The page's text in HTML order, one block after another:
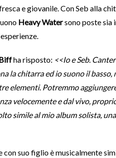
e giovanile. Con Seb alla
Heavy Watersono poste sia
ha risposto: <<Io e Seb.
la chitarra ed io suono il
elementi. Potremmo
velocemente e dal vivo,
simile al mio album solista,
suo figlio è musicalmente